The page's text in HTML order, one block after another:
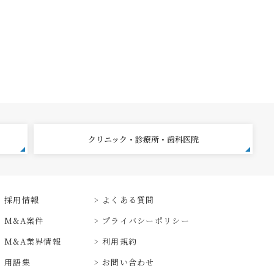
クリニック・診療所・歯科医院
採用情報
M&A案件
M&A業界情報
用語集
よくある質問
プライバシーポリシー
利用規約
お問い合わせ